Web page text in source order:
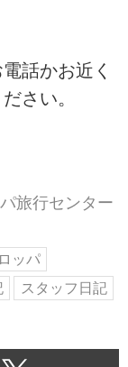
話かお近く
さい。
旅行センター
ッパ
スタッフ日記